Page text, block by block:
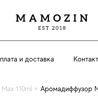
и доставка
110ml > Аромадиффузор